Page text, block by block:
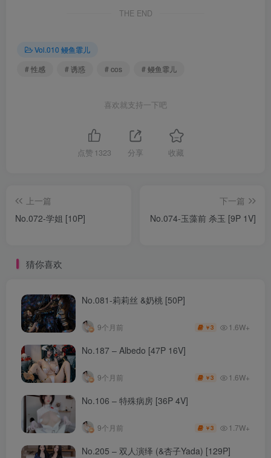
THE END
Vol.010 鳗鱼霏儿
# 性感
# 诱惑 # cos # 鳗鱼霏儿
喜欢就支持一下吧
点赞 1323 分享 收藏
上一篇
No.072-学姐 [10P]
下一篇
No.074-玉藻前 杀玉 [9P 1V]
猜你喜欢
No.081-莉莉丝 &奶桃 [50P]
9个月前 ￥3 1.6W+
No.187 – Albedo [47P 16V]
9个月前 ￥3 1.6W+
No.106 – 特殊病房 [36P 4V]
9个月前 ￥3 1.7W+
No.205 – 双人演绎 (&杏子Yada) [129P]